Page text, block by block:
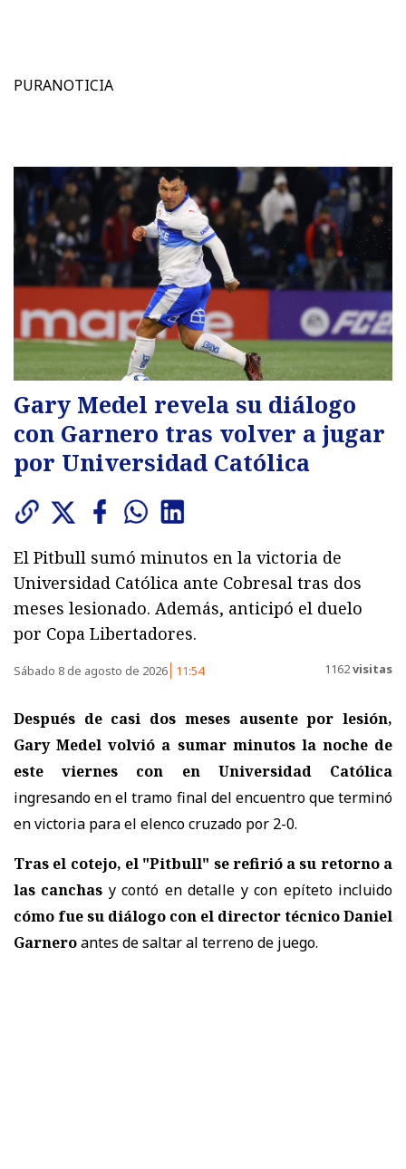
PURANOTICIA
Gary Medel revela su diálogo
con Garnero tras volver a jugar
por Universidad Católica
El Pitbull sumó minutos en la victoria de
Universidad Católica ante Cobresal tras dos
meses lesionado. Además, anticipó el duelo
por Copa Libertadores.
Sábado 8 de agosto de 2026 11:54 1162visitas
Después de casi dos meses ausente por lesión,
Gary Medel volvió a sumar minutos la noche de
este viernes con en Universidad Católica
ingresando en el tramo final del encuentro que terminó
en victoria para el elenco cruzado por 2-0.
Tras el cotejo, el "Pitbull" se refirió a su retorno a
las canchas y contó en detalle y con epíteto incluido
cómo fue su diálogo con el director técnico Daniel
Garneroantes de saltar al terreno de juego.